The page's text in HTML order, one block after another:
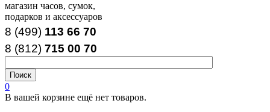
магазин часов, сумок,
подарков и аксессуаров
8 (499) 113 66 70
8 (812) 715 00 70
0
В вашей корзине ещё нет товаров.